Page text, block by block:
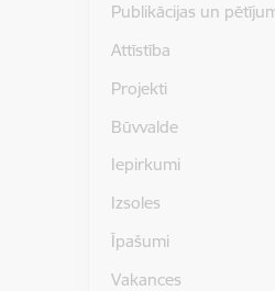
Publikācijas un
Attīstība
Projekti
Būvvalde
Iepirkumi
Izsoles
Īpašumi
Vakances